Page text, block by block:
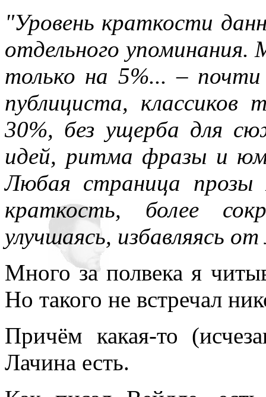
"Уровень краткости
отдельного упоминания.
только на 5%... –
публициста,
30%, без ущерба для
идей, ритма фразы и
Любая страница прозы
краткость, более
улучшаясь, избавляясь
Много за полвека я
Но такого не встречал
Причём какая-то
Лачина есть.